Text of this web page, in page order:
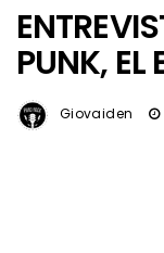
PUNK, EL
Giovaiden